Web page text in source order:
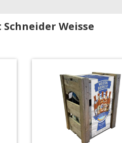
Weisse